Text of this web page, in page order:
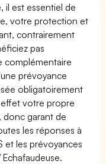
il est essentiel de
votre protection et
contrairement
pas
complémentaire
prévoyance
obligatoirement
votre propre
donc garant de
les réponses à
et les prévoyances